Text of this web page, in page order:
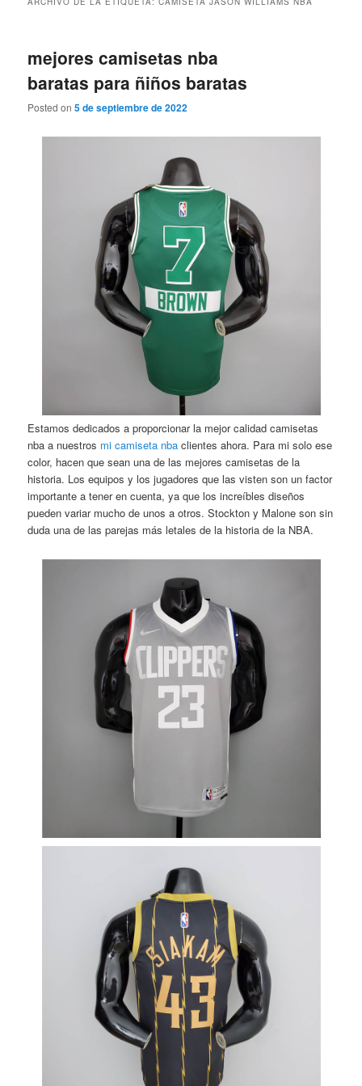
mejores camisetas nba
baratas para ñiños baratas
Posted on5 de septiembre de 2022
Estamos dedicados a proporcionar la mejor calidad camisetas
nba a nuestros mi camiseta nba clientes ahora. Para mi solo ese
color, hacen que sean una de las mejores camisetas de la
historia. Los equipos y los jugadores que las visten son un factor
importante a tener en cuenta, ya que los increíbles diseños
pueden variar mucho de unos a otros. Stockton y Malone son sin
duda una de las parejas más letales de la historia de la NBA.